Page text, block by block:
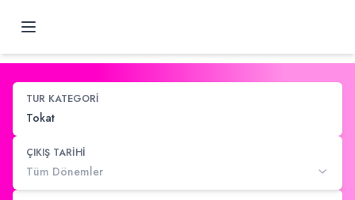
TUR KATEGORİ
Tokat
ÇIKIŞ TARİHİ
Tüm Dönemler